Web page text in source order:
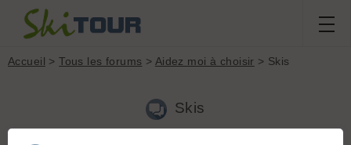
Accueil >Tous les forums > Aidez moi à choisir > Skis
Skis